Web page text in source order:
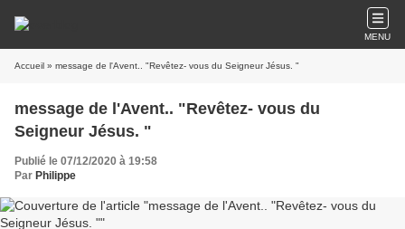
MENU
Accueil » message de l'Avent.. "Revêtez- vous du Seigneur Jésus. "
message de l'Avent.. "Revêtez- vous du
Seigneur Jésus. "
Publié le 07/12/2020 à 19:58
Par Philippe